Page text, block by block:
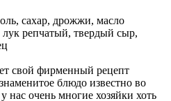
сахар, дрожжи, масло
репчатый, твердый сыр,
свой фирменный рецепт
блюдо известно во
нас очень многие хозяйки хоть